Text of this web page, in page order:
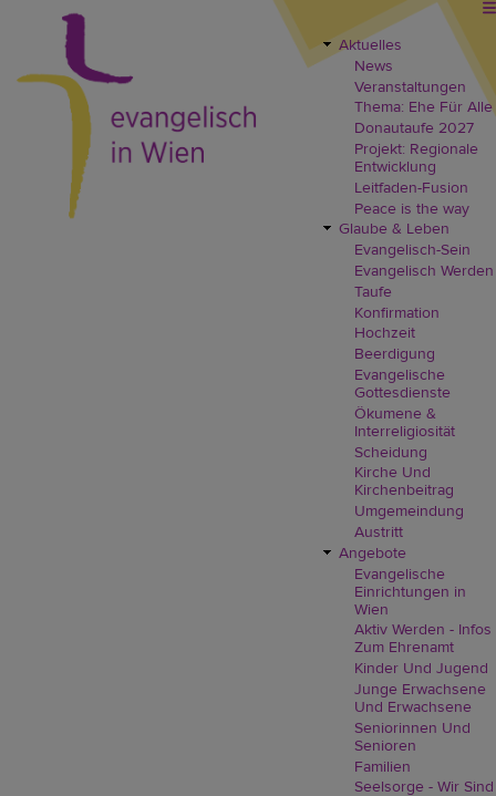
EVW
Header
Menü
Aktuelles
News
Veranstaltungen
Thema: Ehe Für Alle
Donautaufe 2027
Projekt: Regionale
Entwicklung
Leitfaden-Fusion
Peace is the way
Glaube & Leben
Evangelisch-Sein
Evangelisch Werden
Taufe
Konfirmation
Hochzeit
Beerdigung
Evangelische
Gottesdienste
Ökumene &
Interreligiosität
Scheidung
Kirche Und
Kirchenbeitrag
Umgemeindung
Austritt
Angebote
Evangelische
Einrichtungen in
Wien
Aktiv Werden - Infos
Zum Ehrenamt
Kinder Und Jugend
Junge Erwachsene
Und Erwachsene
Seniorinnen Und
Senioren
Familien
Seelsorge - Wir Sind